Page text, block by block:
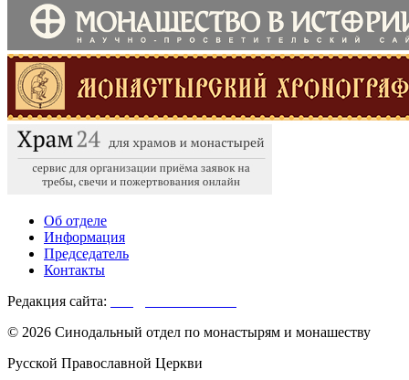
Об отделе
Информация
Председатель
Контакты
Редакция сайта:
© 2026 Синодальный отдел по монастырям и монашеству
Русской Православной Церкви